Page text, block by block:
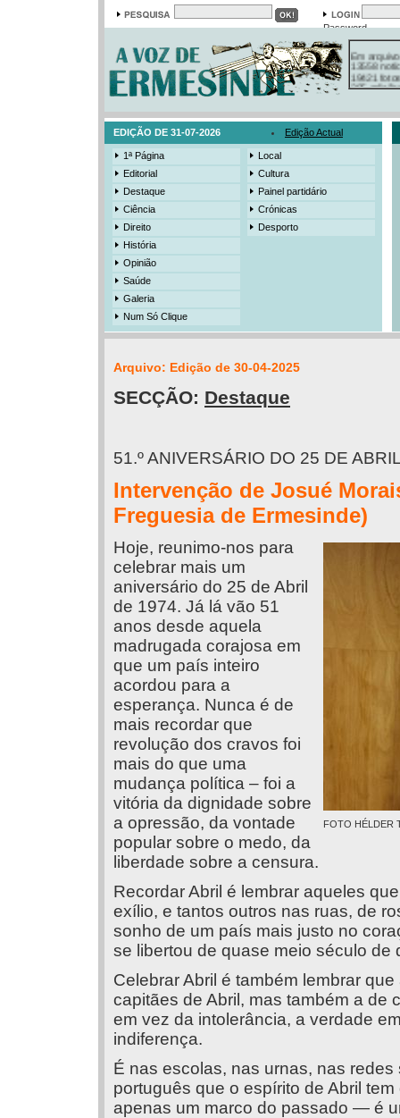
Password
Em arquivo
13558
19421
385
EDIÇÃO DE 31-07-2026 Edição Actual
1ª Página
Editorial
Destaque
Ciência
Direito
História
Opinião
Saúde
Galeria
Num Só Clique
Local
Cultura
Painel partidário
Crónicas
Desporto
Arquivo: Edição de 30-04-2025
SECÇÃO: Destaque
51.º ANIVERSÁRIO DO 25 DE
Intervenção de Josué
Freguesia de Ermesinde)
FOTO HÉLDER
Hoje, reunimo-nos para
celebrar mais um
aniversário do 25 de Abril
de 1974. Já lá vão 51
anos desde aquela
madrugada corajosa em
que um país inteiro
acordou para a
esperança. Nunca é de
mais recordar que
revolução dos cravos foi
mais do que uma
mudança política – foi a
vitória da dignidade sobre
a opressão, da vontade
popular sobre o medo, da
liberdade sobre a censura.
Recordar Abril é lembrar aqueles
exílio, e tantos outros nas ruas, de
sonho de um país mais justo no
se libertou de quase meio século de
Celebrar Abril é também lembrar
capitães de Abril, mas também a de
em vez da intolerância, a verdade
indiferença.
É nas escolas, nas urnas, nas
português que o espírito de Abril
apenas um marco do passado — é